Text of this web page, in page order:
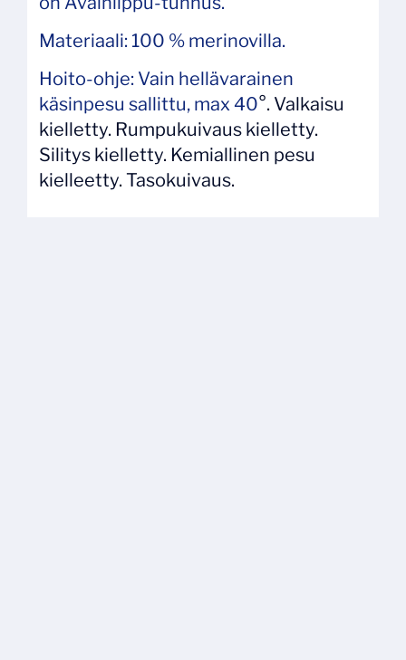
Materiaali: 100 % merinovilla.
Hoito-ohje: Vain hellävarainen
käsinpesu sallittu, max 40°. Valkaisu
kielletty. Rumpukuivaus kielletty.
Silitys kielletty. Kemiallinen pesu
kielleetty. Tasokuivaus.